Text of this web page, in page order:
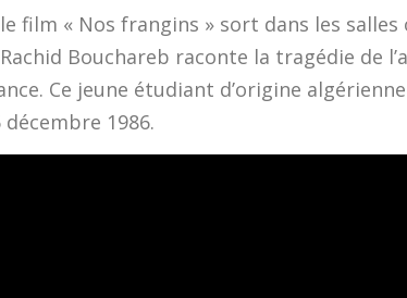
film « Nos frangins » sort dans les
Bouchareb raconte la tragédie de
Ce jeune étudiant d’origine
1986.